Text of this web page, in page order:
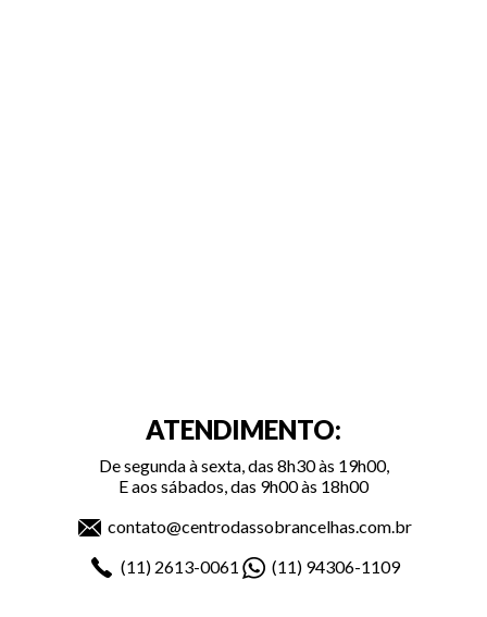
ATENDIMENTO:
De segunda à sexta, das 8h30 às 19h00,
E aos sábados, das 9h00 às 18h00
contato@centrodassobrancelhas.com.br
(11) 2613-0061 (11) 94306-1109